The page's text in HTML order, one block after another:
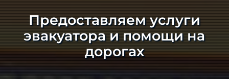
Предоставляем услуги
эвакуатора и помощи на
дорогах